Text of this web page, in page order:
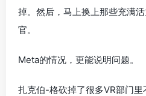
掉。然后，马上换上那些充满
官。
Meta的情况，更能说明问题。
扎克伯-格砍掉了很多VR部门